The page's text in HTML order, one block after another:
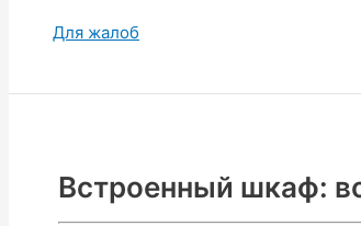
Для жалоб
Встроенный шкаф: